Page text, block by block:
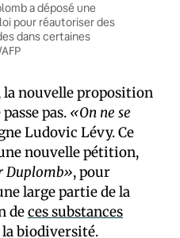
a déposé une
pour réautoriser des
dans certaines
la nouvelle proposition
pas. «On ne se
Ludovic Lévy. Ce
nouvelle pétition,
Duplomb», pour
large partie de la
deces substances
biodiversité.